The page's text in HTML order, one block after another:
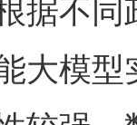
不同
大模